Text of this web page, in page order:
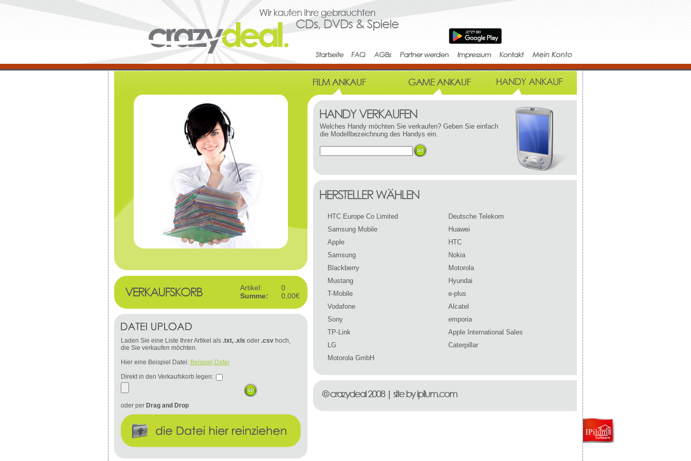
Welches Handy möchten Sie verkaufen? Geben Sie einfach
die Modellbezeichnung des Handys ein.
HTC Europe Co Limited
Deutsche Telekom
Samsung Mobile
Huawei
Apple
HTC
Samsung
Nokia
Blackberry
Motorola
Mustang
Hyundai
T-Mobile
e-plus
Vodafone
Alcatel
Sony
emporia
TP-Link
Apple International Sales
LG
Caterpillar
Motorola GmbH
Artikel:
0
Summe:
0,00€
Laden Sie eine Liste Ihrer Artikel als .txt, .xls oder .csv hoch,
die Sie verkaufen möchten.
Hier eine Beispiel Datei: Beispiel Datei
Direkt in den Verkaufskorb legen:
oder per Drag and Drop